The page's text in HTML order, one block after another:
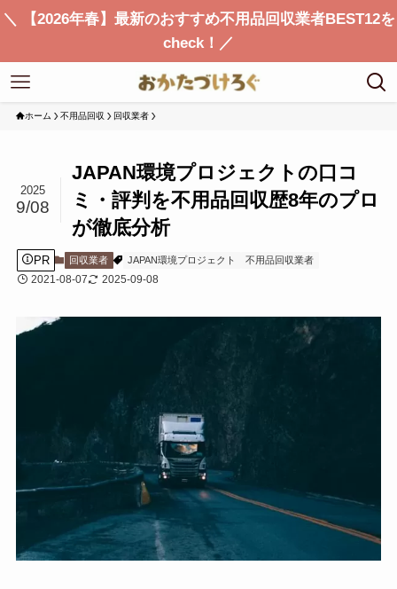
＼ 【2026年春】最新のおすすめ不用品回収業者BEST12を
check！／
ホーム 不用品回収 回収業者
JAPAN環境プロジェクトの口コ
ミ・評判を不用品回収歴8年のプロ
が徹底分析
2025
9/08
PR 回収業者 JAPAN環境プロジェクト 不用品回収業者
2021-08-07 2025-09-08